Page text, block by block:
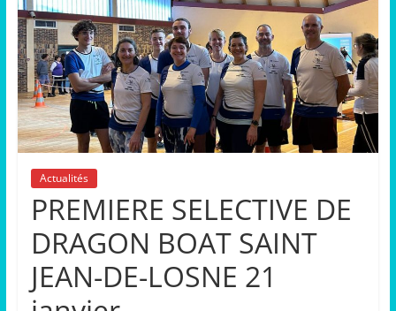
Actualités
PREMIERE SELECTIVE DE
DRAGON BOAT SAINT
JEAN-DE-LOSNE 21